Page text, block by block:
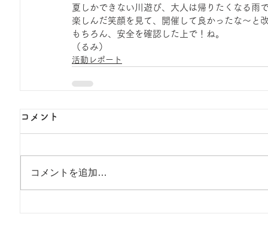
夏しかできない川遊び、大人は帰りたくなる雨
楽しんだ笑顔を見て、開催して良かったな〜と
もちろん、安全を確認した上で！ね。
（るみ）
活動レポート
コメント
コメントを追加…